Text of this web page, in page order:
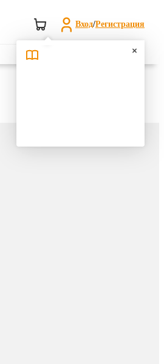
Вход/Регистрация
Поиск